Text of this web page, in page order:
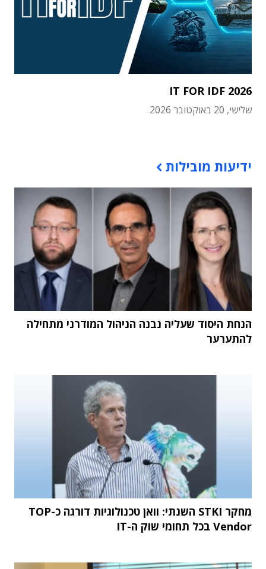
IT FOR IDF 2026
שלישי, 20 באוקטובר 2026
ידיעות מובילות
הנחת היסוד שעליה נבנה הניהול המודרני מתחילה
להתערער
מחקר STKI השנתי: וואן טכנולוגיות דורגה כ-TOP
Vendor בכל תחומי שוק ה-IT